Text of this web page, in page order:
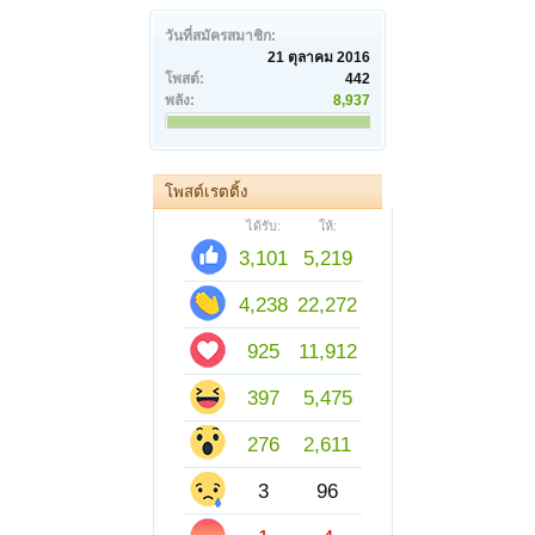
วันที่สมัครสมาชิก:
21 ตุลาคม 2016
โพสต์:
442
พลัง:
8,937
โพสต์เรตติ้ง
ได้รับ: ให้:
3,101
5,219
4,238 22,272
925
11,912
397
5,475
276
2,611
3
96